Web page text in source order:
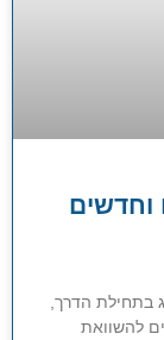
וחדשים
בתחילת הדרך,
להשוואת